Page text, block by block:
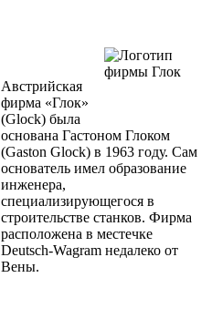
Австрийская
фирма «Глок»
(Glock) была
основана Гастоном Глоком
(Gaston Glock) в 1963 году. Сам
основатель имел образование
инженера,
специализирующегося в
строительстве станков. Фирма
расположена в местечке
Deutsch-Wagram недалеко от
Вены.